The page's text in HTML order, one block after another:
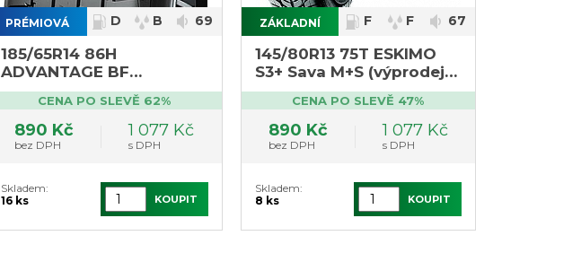
PRÉMIOVÁ D B 69
185/65R14 86H
ADVANTAGE BF
Goodrich (výprodej, 8ks,
DOT3920)
CENA PO SLEVĚ 62%
890 Kč
bez DPH
1 077 Kč
s DPH
Skladem:
16 ks
KOUPIT
ZÁKLADNÍ F F 67
145/80R13 75T ESKIMO
S3+ Sava M+S (výprodej
4ks DOT2322)
CENA PO SLEVĚ 47%
890 Kč
bez DPH
1 077 Kč
s DPH
Skladem:
8 ks
KOUPIT